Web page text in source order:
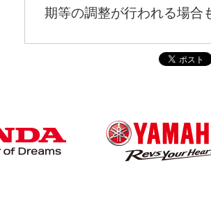
期等の調整が行われる場合